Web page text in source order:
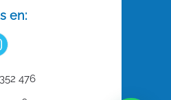
en:
476